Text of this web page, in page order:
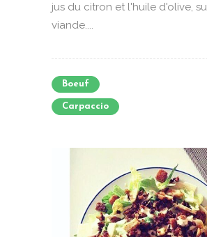
jus du citron et l'huile d'olive,
viande....
Boeuf
Carpaccio